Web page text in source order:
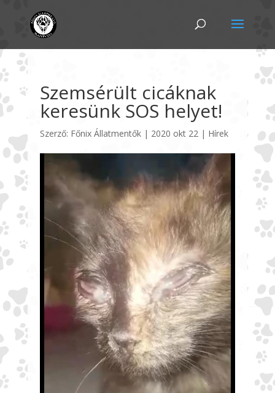
Szemsérült cicáknak
keresünk SOS helyet!
Szerző: Főnix Állatmentők| 2020 okt 22| Hírek